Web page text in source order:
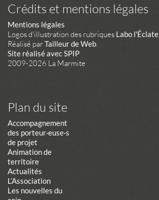
Crédits et mentions légales
Mentions légales
Logos d'illustration des rubriques Labo l'Éclate
Réalisé parTailleur de Web.
Site réalisé avec SPIP
2009-2026 La Marmite
Plan du site
Accompagnement
des porteur·euse·s
de projet
Animation de
territoire
Actualités
L’Association
Les nouvelles du